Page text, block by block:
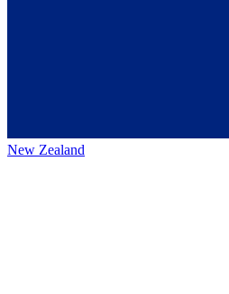
New Zealand